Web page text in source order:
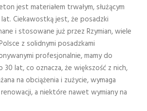
jest materiałem trwałym, służącym
Ciekawostką jest, że posadzki
i stosowane już przez Rzymian, wiele
z solidnymi posadzkami
profesjonalnie, mamy do
30 lat, co oznacza, że większość z nich,
na obciążenia i zużycie, wymaga
a niektóre nawet wymiany na